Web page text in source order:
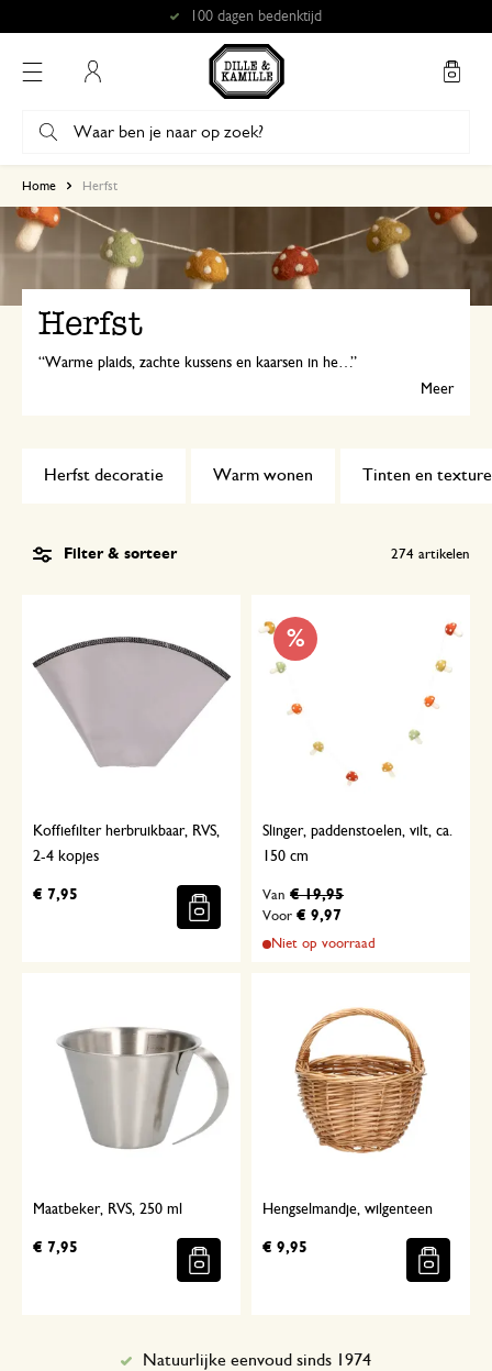
Gratis afhalen in onze winkels*
Home Herfst
Herfst
Warme plaids, zachte kussens en kaarsen in herfsttinten zorgen voor extra gezelligheid thuis. Comfortfood, zelfgebakken lekkernijen met peren en een rijkgevulde borrelplank maken elk moment speciaal. Het is herfst, tijd om thuis te genieten!
Meer
Herfst decoratie Warm wonen Tinten en
Filter & sorteer 274 artikelen
Koffiefilter herbruikbaar, RVS,
2-4 kopjes
€ 7,95
%
Slinger, paddenstoelen, vilt, ca.
150 cm
Voor € 9,97
Van € 19,95
Niet op voorraad
Maatbeker, RVS, 250 ml
€ 7,95
Hengselmandje, wilgenteen
€ 9,95
Natuurlijke eenvoud sinds 1974